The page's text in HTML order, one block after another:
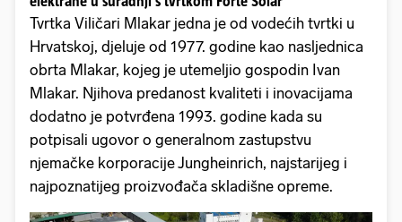
Tvrtka Viličari Mlakar jedna je od vodećih tvrtki u
Hrvatskoj, djeluje od 1977. godine kao nasljednica
obrta Mlakar, kojeg je utemeljio gospodin Ivan
Mlakar. Njihova predanost kvaliteti i inovacijama
dodatno je potvrđena 1993. godine kada su
potpisali ugovor o generalnom zastupstvu
njemačke korporacije Jungheinrich, najstarijeg i
najpoznatijeg proizvođača skladišne opreme.